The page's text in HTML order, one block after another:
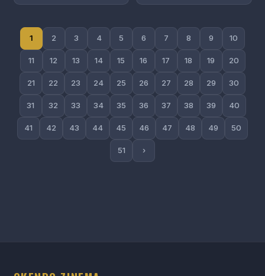
1 2 3 4 5 6 7 8 9 10
11 12 13 14 15 16 17 18 19 20
21 22 23 24 25 26 27 28 29 30
31 32 33 34 35 36 37 38 39 40
41 42 43 44 45 46 47 48 49 50
51 ›